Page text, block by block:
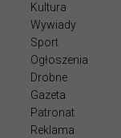
Kultura
Wywiady
Sport
Ogłoszenia
Drobne
Gazeta
Patronat
Reklama